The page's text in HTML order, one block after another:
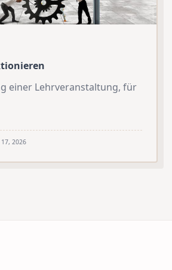
einer Lehrveranstaltung, für
2026